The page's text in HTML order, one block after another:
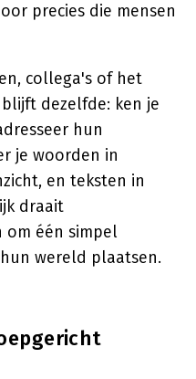
precies die mensen
collega's of het
dezelfde: ken je
hun
je woorden in
en teksten in
draait
één simpel
wereld plaatsen.